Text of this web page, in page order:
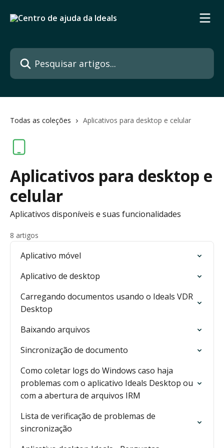
Pesquisar artigos...
Todas as coleções Aplicativos para desktop e celular
Aplicativos para desktop e
celular
Aplicativos disponíveis e suas funcionalidades
8 artigos
Aplicativo móvel
Aplicativo de desktop
Carregando documentos usando o Ideals VDR
Desktop
Baixando arquivos
Sincronização de documento
Como coletar logs do Windows caso haja
problemas com o aplicativo Ideals Desktop ou
com a abertura de arquivos IRM
Lista de verificação de problemas de
sincronização